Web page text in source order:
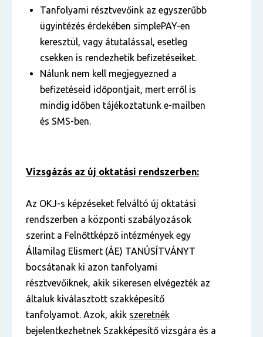
Tanfolyami résztvevőink az egyszerűbb
ügyintézés érdekében simplePAY-en
keresztül, vagy átutalással, esetleg
csekken is rendezhetik befizetéseiket.
Nálunk nem kell megjegyezned a
befizetéseid időpontjait, mert erről is
mindig időben tájékoztatunk e-mailben
és SMS-ben.
Vizsgázás az új oktatási rendszerben:
Az OKJ-s képzéseket felváltó új oktatási
rendszerben a központi szabályozások
szerint a Felnőttképző intézmények egy
Államilag Elismert (ÁE) TANÚSÍTVÁNYT
bocsátanak ki azon tanfolyami
résztvevőiknek, akik sikeresen elvégezték az
általuk kiválasztott szakképesítő
tanfolyamot. Azok, akik szeretnék
bejelentkezhetnek Szakképesítő vizsgára és a